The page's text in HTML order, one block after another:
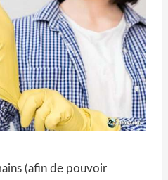
(afin de pouvoir